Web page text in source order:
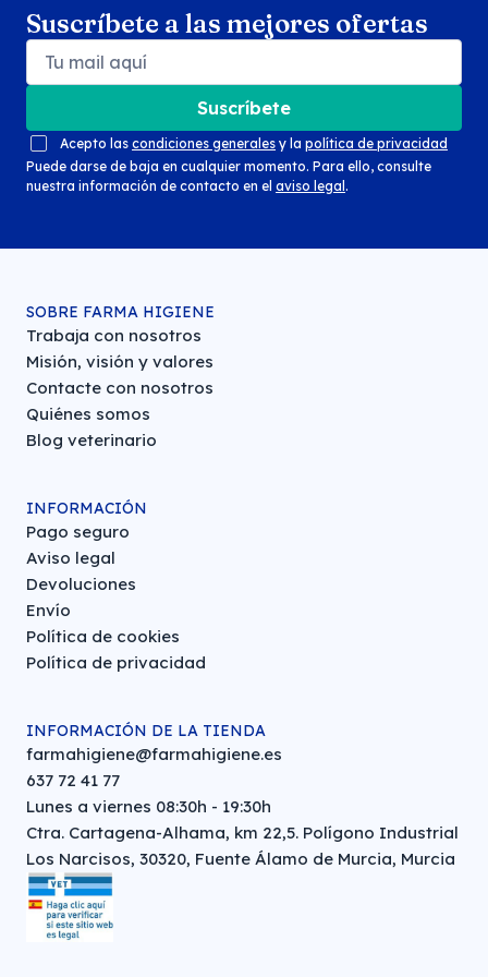
Suscríbete a las mejores ofertas
Suscríbete
Acepto las condiciones generales y la política de privacidad
Puede darse de baja en cualquier momento. Para ello, consulte
nuestra información de contacto en el aviso legal .
SOBRE FARMA HIGIENE
Trabaja con nosotros
Misión, visión y valores
Contacte con nosotros
Quiénes somos
Blog veterinario
INFORMACIÓN
Pago seguro
Aviso legal
Devoluciones
Envío
Política de cookies
Política de privacidad
INFORMACIÓN DE LA TIENDA
farmahigiene@farmahigiene.es
637 72 41 77
Lunes a viernes 08:30h - 19:30h
Ctra. Cartagena-Alhama, km 22,5. Polígono Industrial
Los Narcisos, 30320, Fuente Álamo de Murcia, Murcia